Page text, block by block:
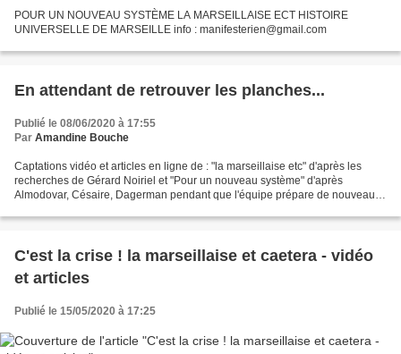
POUR UN NOUVEAU SYSTÈME LA MARSEILLAISE ECT HISTOIRE
UNIVERSELLE DE MARSEILLE info : manifesterien@gmail.com
En attendant de retrouver les planches...
Publié le 08/06/2020 à 17:55
Par Amandine Bouche
Captations vidéo et articles en ligne de : "la marseillaise etc" d'après les
recherches de Gérard Noiriel et "Pour un nouveau système" d'après
Almodovar, Césaire, Dagerman pendant que l'équipe prépare de nouveaux
C'est la crise ! la marseillaise et caetera - vidéo
et articles
Publié le 15/05/2020 à 17:25